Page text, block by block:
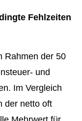
Fehlzeiten
Rahmen der 50
und
Im Vergleich
der netto oft